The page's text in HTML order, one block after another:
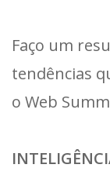
Faço um
tendências
o Web